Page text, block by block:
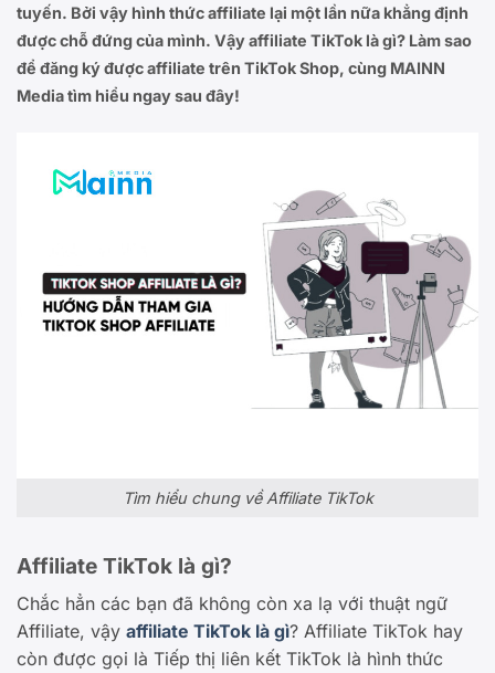
tuyến. Bởi vậy hình thức affiliate lại một lần nữa khẳng định
được chỗ đứng của mình. Vậy affiliate TikTok là gì? Làm sao
để đăng ký được affiliate trên TikTok Shop, cùng MAINN
Media tìm hiểu ngay sau đây!
Tìm hiểu chung về Affiliate TikTok
Affiliate TikTok là gì?
Chắc hẳn các bạn đã không còn xa lạ với thuật ngữ
Affiliate, vậy affiliate TikTok là gì? Affiliate TikTok hay
còn được gọi là Tiếp thị liên kết TikTok là hình thức